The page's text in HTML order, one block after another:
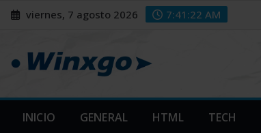
Skip viernes, 7 agosto 2026 7:41:23 AM
INICIO GENERAL HTML TECH
modal-check
modal-check